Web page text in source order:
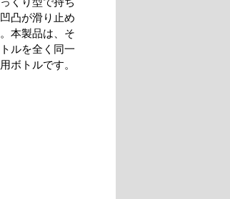
凸が滑り止め
本製品は、そ
ルを全く同一
ボトルです。